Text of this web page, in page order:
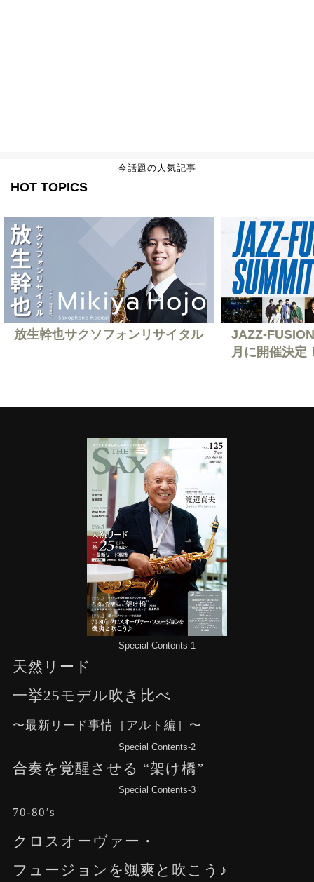
今話題の人気記事
HOT TOPICS
放生幹也サクソフォンリサイタル
JAZZ-
月に開催決定
Special Contents-1
天然リード
一挙25モデル吹き比べ
〜最新リード事情［アルト編］〜
Special Contents-2
合奏を覚醒させる “架け橋”
Special Contents-3
70-80’s
クロスオーヴァー・
フュージョンを颯爽と吹こう♪